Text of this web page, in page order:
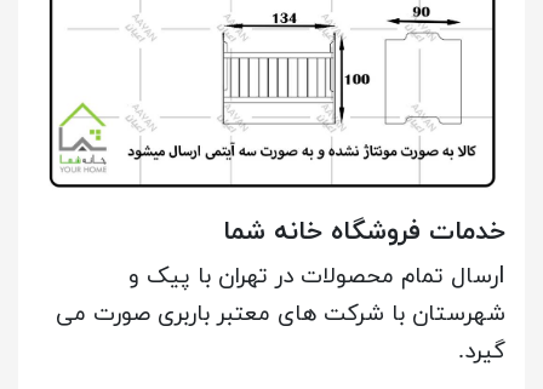
خدمات فروشگاه خانه شما
ارسال تمام محصولات در تهران با پیک و
شهرستان با شرکت های معتبر باربری صورت می
گیرد.